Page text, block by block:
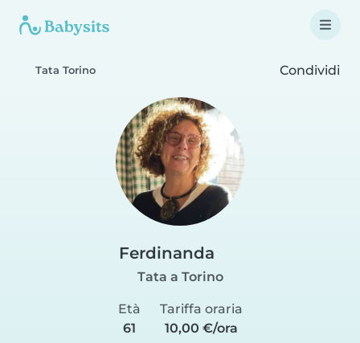
Tata Torino Condividi
Ferdinanda
Tata a Torino
Età
61
Tariffa oraria
10,00 €/ora